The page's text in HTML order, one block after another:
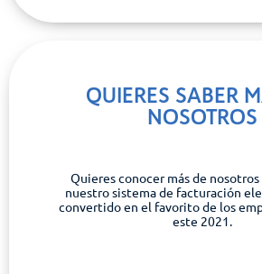
QUIERES SABER
NOSOTROS
Quieres conocer más de
nuestro sistema de facturación
convertido en el favorito de los
este 2021.